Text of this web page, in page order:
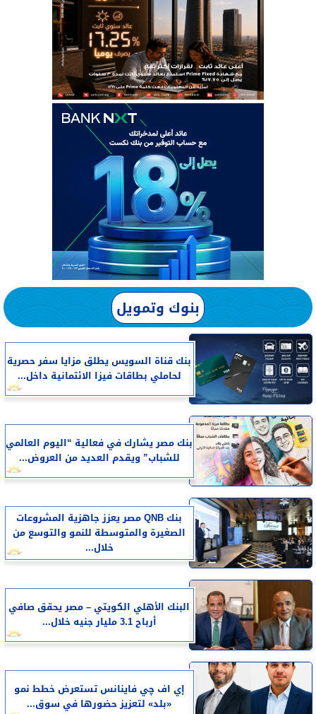
بنوك وتمويل
بنك قناة السويس يطلق مزايا سفر حصرية
لحاملي بطاقات فيزا الائتمانية داخل...
بنك مصر يشارك في فعالية “اليوم العالمي
للشباب” ويقدم العديد من العروض...
بنك QNB مصر يعزز جاهزية المشروعات
الصغيرة والمتوسطة للنمو والتوسع من
خلال...
البنك الأهلي الكويتي – مصر يحقق صافي
أرباح 3.1 مليار جنيه خلال...
إي اف چي فاينانس تستعرض خطط نمو
«بلد» لتعزيز حضورها في سوق...